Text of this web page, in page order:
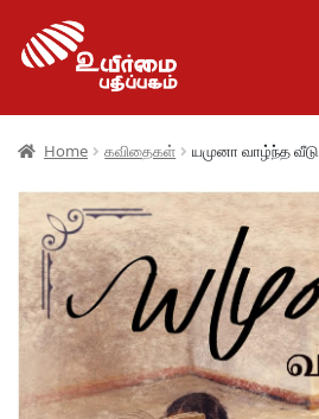
Home கவிதைகள் யமுனா வாழ்ந்த வீடு